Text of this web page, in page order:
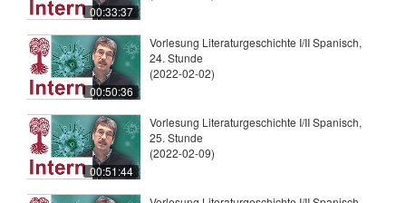
00:33:37
00:50:36
Vorlesung Literaturgeschichte I/II Spanisch,
24. Stunde
(2022-02-02)
00:51:44
Vorlesung Literaturgeschichte I/II Spanisch,
25. Stunde
(2022-02-09)